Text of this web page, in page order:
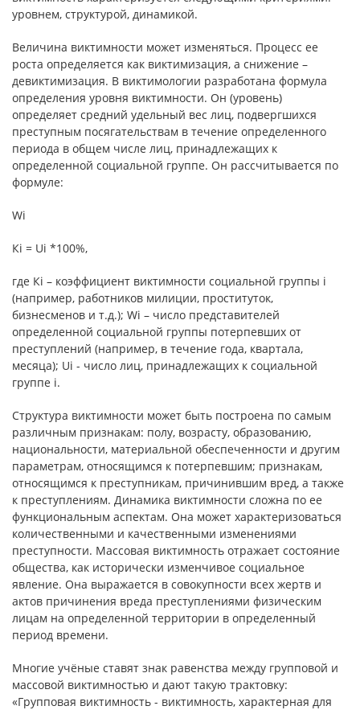
уровнем, структурой, динамикой.
Величина виктимности может изменяться. Процесс ее
роста определяется как виктимизация, а снижение –
девиктимизация. В виктимологии разработана формула
определения уровня виктимности. Он (уровень)
определяет средний удельный вес лиц, подвергшихся
преступным посягательствам в течение определенного
периода в общем числе лиц, принадлежащих к
определенной социальной группе. Он рассчитывается по
формуле:
Wi
Кi = Ui *100%,
где Кi – коэффициент виктимности социальной группы i
(например, работников милиции, проституток,
бизнесменов и т.д.); Wi – число представителей
определенной социальной группы потерпевших от
преступлений (например, в течение года, квартала,
месяца); Ui - число лиц, принадлежащих к социальной
группе i.
Структура виктимности может быть построена по самым
различным признакам: полу, возрасту, образованию,
национальности, материальной обеспеченности и другим
параметрам, относящимся к потерпевшим; признакам,
относящимся к преступникам, причинившим вред, а также
к преступлениям. Динамика виктимности сложна по ее
функциональным аспектам. Она может характеризоваться
количественными и качественными изменениями
преступности. Массовая виктимность отражает состояние
общества, как исторически изменчивое социальное
явление. Она выражается в совокупности всех жертв и
актов причинения вреда преступлениями физическим
лицам на определенной территории в определенный
период времени.
Многие учёные ставят знак равенства между групповой и
массовой виктимностью и дают такую трактовку:
«Групповая виктимность - виктимность, характерная для